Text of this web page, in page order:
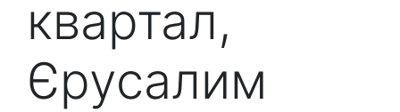
квартал,
Єрусалим